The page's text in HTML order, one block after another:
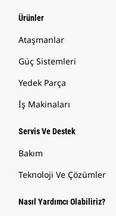
Ürünler
Ataşmanlar
Güç Sistemleri
Yedek Parça
İş Makinaları
Servis Ve Destek
Bakım
Teknoloji Ve Çözümler
Nasıl Yardımcı Olabiliriz?